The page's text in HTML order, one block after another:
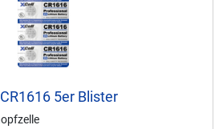
5er Blister